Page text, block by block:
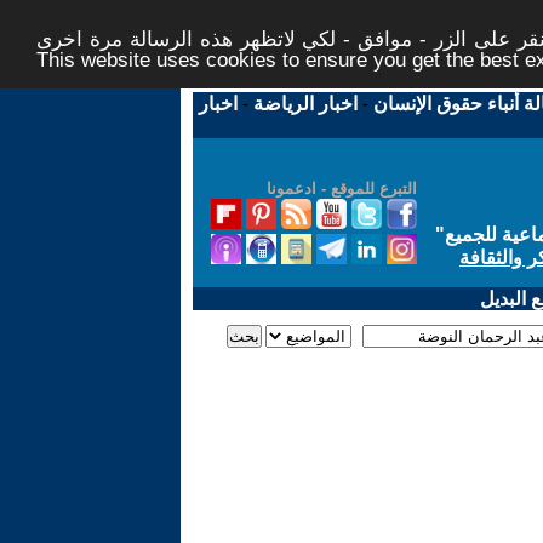
على الزر - موافق - لكي لاتظهر هذه الرسالة مرة اخرى -
This website uses cookies to ensure you get the best
أنباء حقوق الإنسان - اخبار الرياضة - اخبار
التبرع للموقع - ادعمونا
للجميع"
والثقافة
البديل